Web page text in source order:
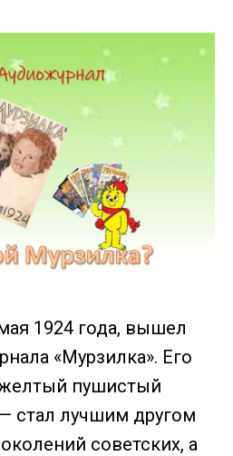
1924 года, вышел
«Мурзилка». Его
пушистый
стал лучшим другом
советских, а